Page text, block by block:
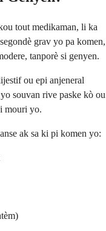
tout medikaman, li ka
grav yo pa komen,
tanporè si genyen.
ou epi anjeneral
souvan rive paske kò ou
mouri yo.
ak sa ki pi komen yo: